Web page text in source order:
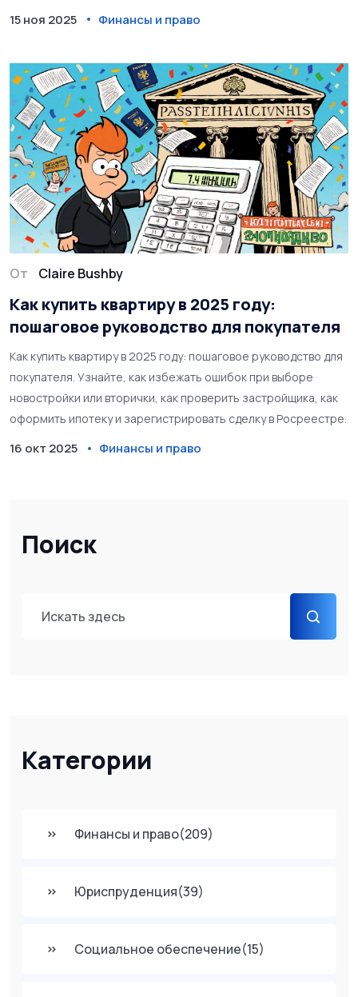
Поиск
Категории
Финансы и право(209)
Юриспруденция(39)
Социальное обеспечение(15)
15 ноя 2025 Финансы и право
От Claire Bushby
Как купить квартиру в 2025 году:
пошаговое руководство для покупателя
Как купить квартиру в 2025 году: пошаговое руководство для
покупателя. Узнайте, как избежать ошибок при выборе
новостройки или вторички, как проверить застройщика, как
оформить ипотеку и зарегистрировать сделку в Росреестре.
16 окт 2025 Финансы и право